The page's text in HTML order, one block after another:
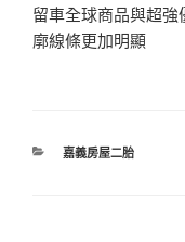
留車全球商品與超
廓線條更加明顯
分
嘉義房屋二胎